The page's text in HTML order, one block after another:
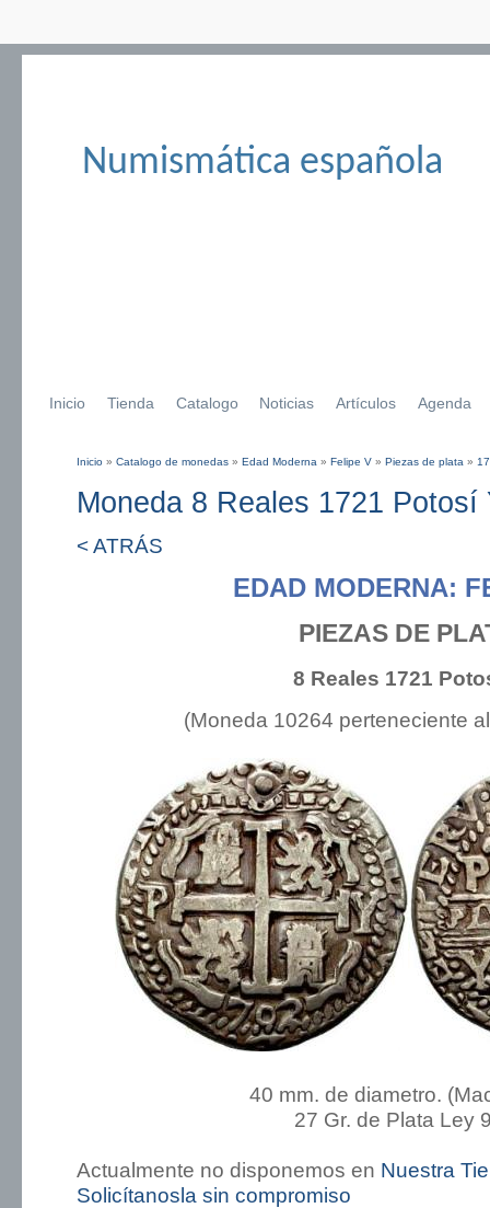
Numismática española
Inicio Tienda Catalogo Noticias Artículos Agenda
Inicio » Catalogo de monedas » Edad Moderna » Felipe V » Piezas de plata »
Moneda 8 Reales 1721 Potosí
< ATRÁS
EDAD MODERNA:
PIEZAS DE
8 Reales 1721
(Moneda 10264 perteneciente
40 mm. de diametro.
27 Gr. de Plata Ley
Actualmente no disponemos en Nuestra
Solicítanosla sin compromiso